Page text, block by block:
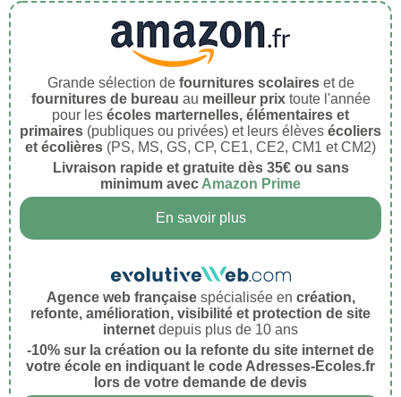
Grande sélection de fournitures scolaireset de
fournitures de bureau au meilleur prixtoute l'année
pour les écoles marternelles, élémentaires et
primaires (publiques ou privées) et leurs élèves écoliers
et écolières (PS, MS, GS, CP, CE1, CE2, CM1 et CM2)
Livraison rapide et gratuite dès 35€ ou sans
minimum avec Amazon Prime
En savoir plus
Agence web françaisespécialisée en création,
refonte, amélioration, visibilité et protection de site
internet depuis plus de 10 ans
-10% sur la création ou la refonte du site internet de
votre école en indiquant le code Adresses-Ecoles.fr
lors de votre demande de devis